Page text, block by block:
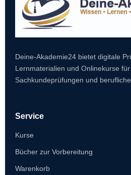
Deine-Akademie24 bietet digitale
Lernmaterialien und Onlinekurse für
Sachkundeprüfungen und
Service
Kurse
Bücher zur Vorbereitung
Warenkorb